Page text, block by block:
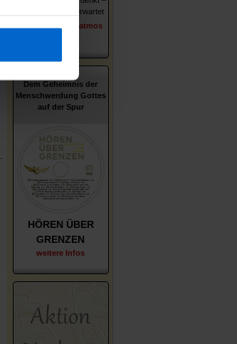
was ihn und uns erwartet
erschienen im Patmos
Dem Geheimnis der
Menschwerdung Gottes
auf der Spur
HÖREN ÜBER
GRENZEN
weitere Infos